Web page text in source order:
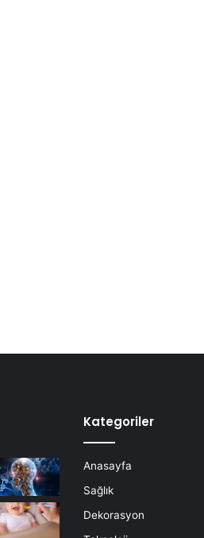
Kategoriler
Anasayfa
Sağlık
Dekorasyon